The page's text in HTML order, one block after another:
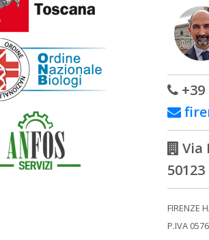
+39
Via
FIRENZE
P.IVA